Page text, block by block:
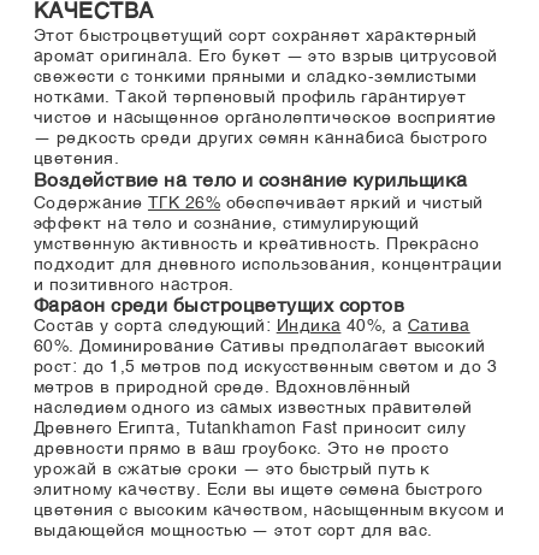
КАЧЕСТВА
Этот быстроцветущий сорт сохраняет характерный
аромат оригинала. Его букет — это взрыв цитрусовой
свежести с тонкими пряными и сладко-землистыми
нотками. Такой терпеновый профиль гарантирует
чистое и насыщенное органолептическое восприятие
— редкость среди других семян каннабиса быстрого
цветения.
Воздействие на тело и сознание курильщика
Содержание ТГК 26% обеспечивает яркий и чистый
эффект на тело и сознание, стимулирующий
умственную активность и креативность. Прекрасно
подходит для дневного использования, концентрации
и позитивного настроя.
Фараон среди быстроцветущих сортов
Состав у сорта следующий: Индика 40%, аСатива
60%. Доминирование Сативы предполагает высокий
рост: до 1,5 метров под искусственным светом и до 3
метров в природной среде. Вдохновлённый
наследием одного из самых известных правителей
Древнего Египта, Tutankhamon Fast приносит силу
древности прямо в ваш гроубокс. Это не просто
урожай в сжатые сроки — это быстрый путь к
элитному качеству. Если вы ищете семена быстрого
цветения с высоким качеством, насыщенным вкусом и
выдающейся мощностью — этот сорт для вас.